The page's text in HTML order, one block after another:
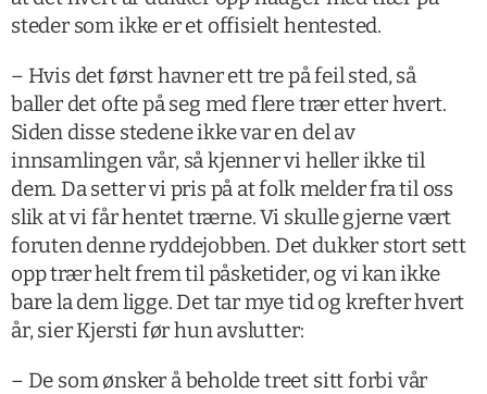
steder som ikke er et offisielt hentested.
– Hvis det først havner ett tre på feil sted, så
baller det ofte på seg med flere trær etter hvert.
Siden disse stedene ikke var en del av
innsamlingen vår, så kjenner vi heller ikke til
dem. Da setter vi pris på at folk melder fra til oss
slik at vi får hentet trærne. Vi skulle gjerne vært
foruten denne ryddejobben. Det dukker stort sett
opp trær helt frem til påsketider, og vi kan ikke
bare la dem ligge. Det tar mye tid og krefter hvert
år, sier Kjersti før hun avslutter:
– De som ønsker å beholde treet sitt forbi vår